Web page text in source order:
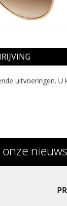
uitvoeringen.